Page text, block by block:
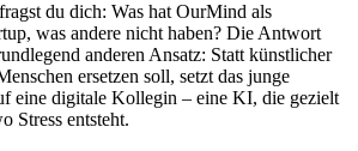
du dich: Was hat OurMind als
was andere nicht haben? Die Antwort
anderen Ansatz: Statt künstlicher
ersetzen soll, setzt das junge
eine digitale Kollegin – eine KI, die gezielt
Stress entsteht.